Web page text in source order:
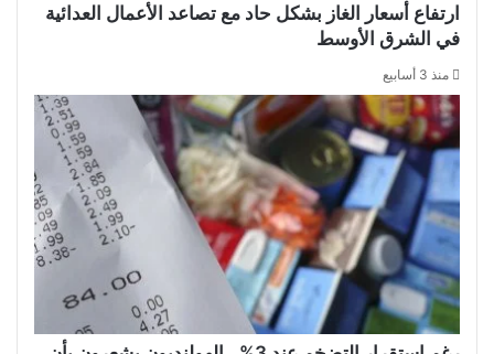
ارتفاع أسعار الغاز بشكل حاد مع تصاعد الأعمال العدائية
في الشرق الأوسط
منذ 3 أسابيع